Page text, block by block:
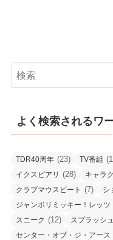
よく検索されるワ
TDR40周年 (23) TV番組
イクスピアリ (28) キャラ
クラブマウスビート (7) シ
ジャンボリミッキー！レッツ
スニーク (12) スプラッシ
センター・オブ・ジ・アース